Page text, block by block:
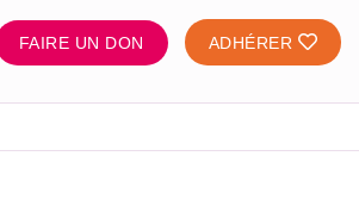
FAIRE UN DON ADHÉRER